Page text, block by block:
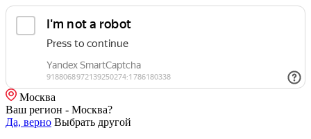
Москва
Ваш регион - Москва?
Да, верно Выбрать другой